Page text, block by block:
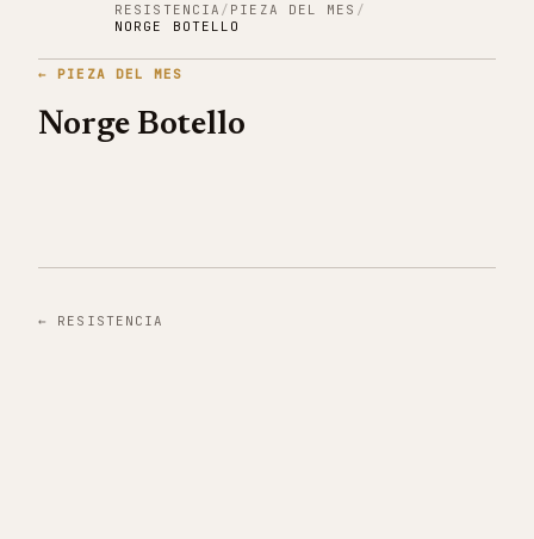
RESISTENCIA / PIEZA DEL MES /
NORGE BOTELLO
← PIEZA DEL MES
Norge Botello
← RESISTENCIA